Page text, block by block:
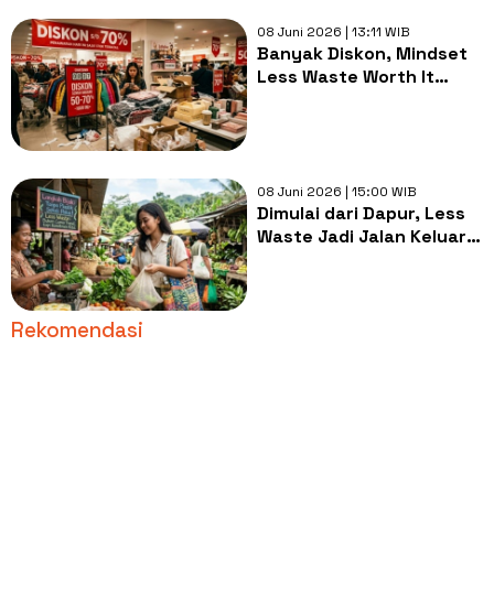
08 Juni 2026 | 13:11 WIB
Banyak Diskon, Mindset
Less Waste Worth It
08 Juni 2026 | 15:00 WIB
Dimulai dari Dapur, Less
Waste Jadi Jalan Keluar
Rekomendasi